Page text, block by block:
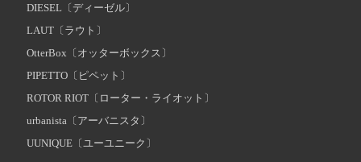
DIESEL〔ディーゼル〕
LAUT〔ラウト〕
OtterBox〔オッターボックス〕
PIPETTO〔ピペット〕
ROTOR RIOT〔ローター・ライオット〕
urbanista〔アーバニスタ〕
UUNIQUE〔ユーユニーク〕